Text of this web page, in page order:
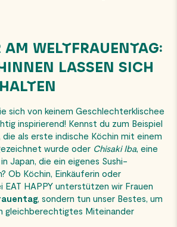
AM WELTFRAUENTAG:
LASSEN SICH
sich von keinem Geschlechterklischee
inspirierend! Kennst du zum Beispiel
die als erste indische Köchin mit einem
wurde oder Chisaki Iba, eine
Japan, die ein eigenes Sushi-
Ob Köchin, Einkäuferin oder
HAPPY unterstützen wir Frauen
, sondern tun unser Bestes, um
gleichberechtigtes Miteinander